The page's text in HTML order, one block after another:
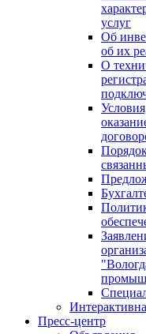
услуг
Об
об их
О
Пресс-центр